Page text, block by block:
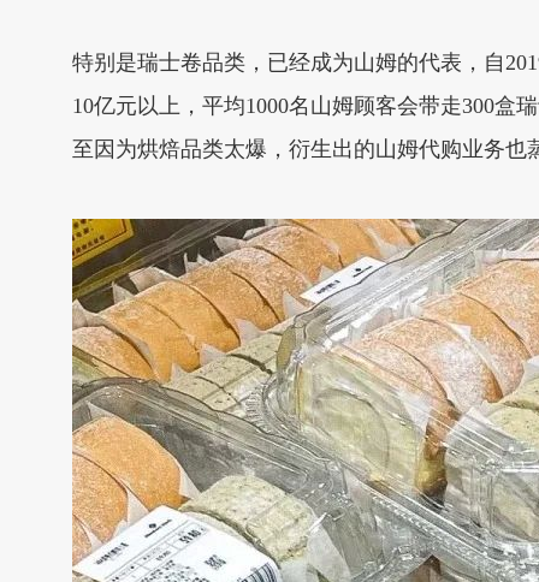
特别是瑞士卷品类，已经成为山姆的代表，自
10亿元以上，平均1000名山姆顾客会带走300
至因为烘焙品类太爆，衍生出的山姆代购业务也